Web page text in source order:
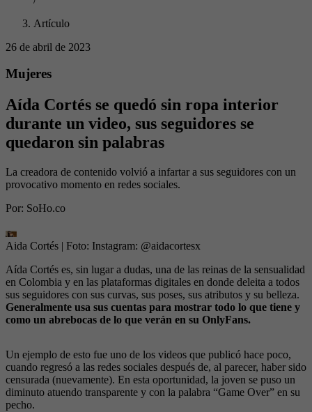
Artículo
26 de abril de 2023
Mujeres
Aída Cortés se quedó sin ropa interior
durante un video, sus seguidores se
quedaron sin palabras
La creadora de contenido volvió a infartar a sus seguidores con un
provocativo momento en redes sociales.
Por: SoHo.co
Aida Cortés | Foto: Instagram: @aidacortesx
Aída Cortés es, sin lugar a dudas, una de las reinas de la sensualidad
en Colombia y en las plataformas digitales en donde deleita a todos
sus seguidores con sus curvas, sus poses, sus atributos y su belleza.
Generalmente usa sus cuentas para mostrar todo lo que tiene y
como un abrebocas de lo que verán en su OnlyFans.
Un ejemplo de esto fue uno de los videos que publicó hace poco,
cuando regresó a las redes sociales después de, al parecer, haber sido
censurada (nuevamente). En esta oportunidad, la joven se puso un
diminuto atuendo transparente y con la palabra “Game Over” en su
pecho.